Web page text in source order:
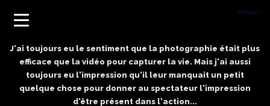
J'ai toujours eu le sentiment que la photographie était plus
efficace que la vidéo pour capturer la vie. Mais j'ai aussi
toujours eu l'impression qu'il leur manquait un petit
quelque chose pour donner au spectateur l'impression
d'être présent dans l'action...